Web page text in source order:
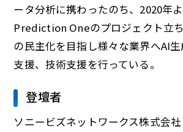
ータ分析に携わったのち、2020年
Prediction Oneのプロジェクト立
の民主化を目指し様々な業界へAI
支援、技術支援を行っている。
登壇者
ソニービズネットワークス株式会社